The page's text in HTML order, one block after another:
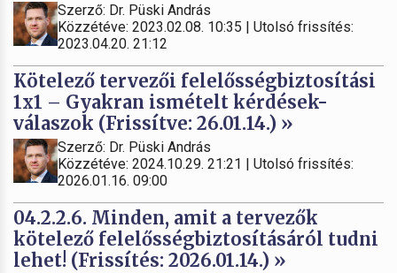
Szerző: Dr. Püski András
Közzétéve: 2023.02.08. 10:35 | Utolsó frissítés:
2023.04.20. 21:12
Kötelező tervezői felelősségbiztosítási
1x1 – Gyakran ismételt kérdések-
válaszok (Frissítve: 26.01.14.) »
Szerző: Dr. Püski András
Közzétéve: 2024.10.29. 21:21 | Utolsó frissítés:
2026.01.16. 09:00
04.2.2.6. Minden, amit a tervezők
kötelező felelősségbiztosításáról tudni
lehet! (Frissítés: 2026.01.14.) »